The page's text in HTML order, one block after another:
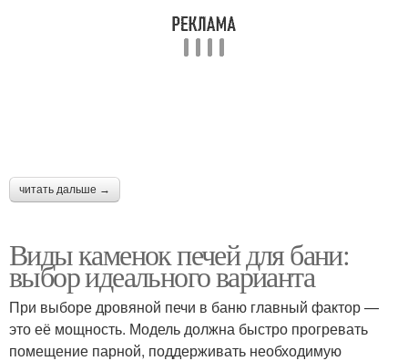
читать дальше →
Виды каменок печей для бани:
выбор идеального варианта
При выборе дровяной печи в баню главный фактор —
это её мощность. Модель должна быстро прогревать
помещение парной, поддерживать необходимую